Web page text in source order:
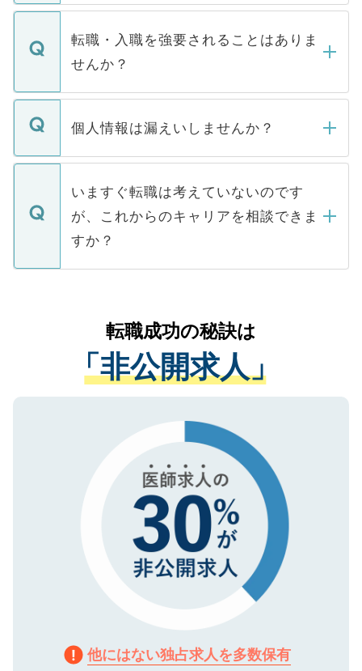
ます。通常、5営業日以内にはご連絡をせて
いただきますので、しばらくお待ちくださ
い。
マイナビDOCTORで取り扱っている求人の
うち約3割は、Webサイトからご覧いただ
けない「非公開求人」です。非公開求人は
下記の理由によって、一般には公開してい
ません。
■応募殺到を避けるため 人気のある医療機
関を公にしてしまうと、応募が殺到する場
に、医療機関が求める条件に合った人材の
みを人材紹介会社に依頼するケースが増え
ています。
転職・入職を強要されることはありま
せんか？
転職・入職を強要することは一切ありませ
ん。また、仮に応募先から内定をいただい
定を承諾する必要はありません。内定先へ
の辞退の連絡はキャリアパートナーが行い
ますので、ご安心ください。
個人情報は漏えいしませんか？
個人情報が漏えいすることはありませんの
で、ご安心ください。当サイトからの登録
などで収集したご登録者様の個人情報は、
ご本人のキャリアアップおよび転職活動の
支援を目的に使用いたします。お預かりし
ているすべての個人データはご本人の許可
は、個人情報の取り扱いについての厳密な
管理基準を満たした事業者のみに付与され
る、プライバシーマークを取得済みです。
ご登録いただいた個人情報は、SSL（デー
で、機密保持に関してもご安心ください。
いますぐ転職は考えていないのです
が、これからのキャリアを相談できま
すか？
かがいして、現在の医療機関の状況や紹介
経験をまじえながら、適切なアドバイスを
させていただきます。すぐにご転職をされ
ない方には、長期的なサポートが可能です
ので、まずはご登録ください。
転職成功の秘訣は
「非公開求人」
他にはない独占求人を多数保有